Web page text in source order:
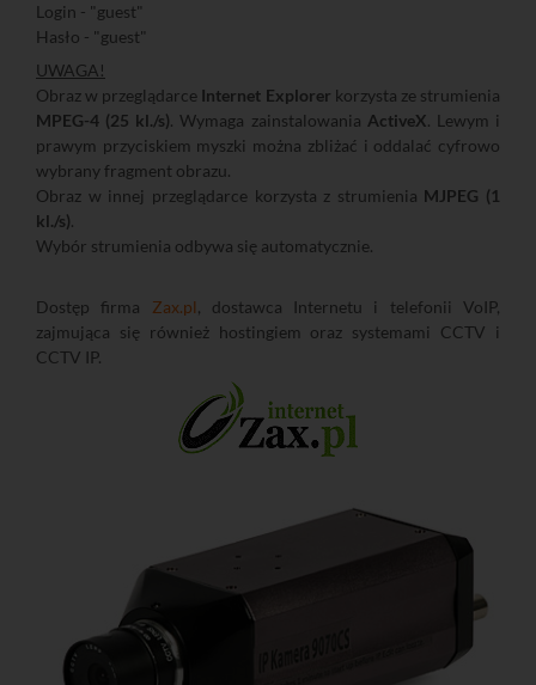
Login - "guest"
Hasło - "guest"
UWAGA!
Obraz w przeglądarce Internet Explorer korzysta ze strumienia
MPEG-4 (25 kl./s). Wymaga zainstalowania ActiveX. Lewym i
prawym przyciskiem myszki można zbliżać i oddalać cyfrowo
wybrany fragment obrazu.
Obraz w innej przeglądarce korzysta z strumienia MJPEG (1
kl./s).
Wybór strumienia odbywa się automatycznie.
Dostęp firma Zax.pl, dostawca Internetu i telefonii VoIP,
zajmująca się również hostingiem oraz systemami CCTV i
CCTV IP.